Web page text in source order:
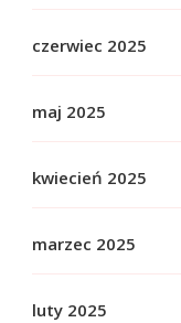
czerwiec 2025
maj 2025
kwiecień 2025
marzec 2025
luty 2025